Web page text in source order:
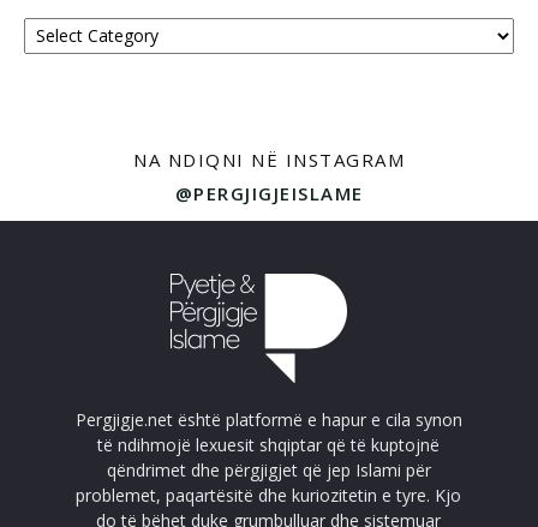
Kategoritë
NA NDIQNI NË INSTAGRAM
@PERGJIGJEISLAME
Pergjigje.net është platformë e hapur e cila synon
të ndihmojë lexuesit shqiptar që të kuptojnë
qëndrimet dhe përgjigjet që jep Islami për
problemet, paqartësitë dhe kuriozitetin e tyre. Kjo
do të bëhet duke grumbulluar dhe sistemuar